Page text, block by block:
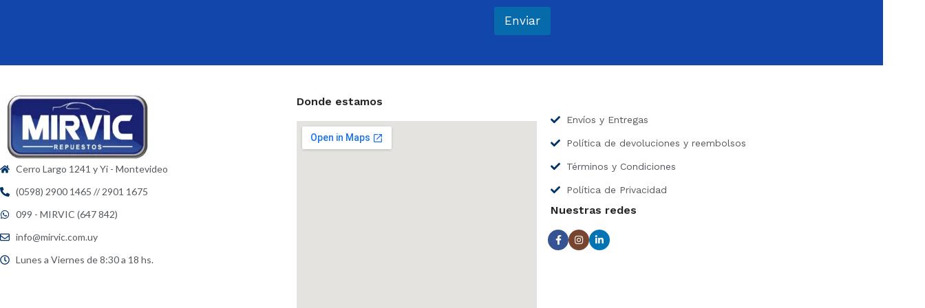
r
o
ó
Enviar
Cerro Largo 1241 y Yi - Montevideo
(0598) 2900 1465 // 2901 1675
099 - MIRVIC (647 842)
info@mirvic.com.uy
Lunes a Viernes de 8:30 a 18 hs.
Donde estamos
Envíos y Entregas
Política de devoluciones y reembolsos
Términos y Condiciones
Política de Privacidad
Nuestras redes